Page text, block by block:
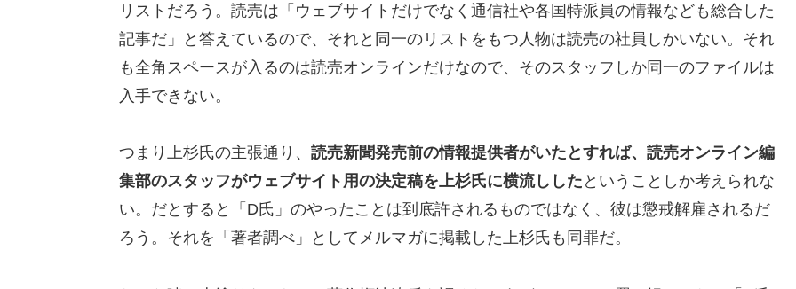
リストだろう。読売は「ウェブサイトだけでなく通信社や各国特派員の情報なども総合した
記事だ」と答えているので、それと同一のリストをもつ人物は読売の社員しかいない。それ
も全角スペースが入るのは読売オンラインだけなので、そのスタッフしか同一のファイルは
入手できない。
つまり上杉氏の主張通り、 読売新聞発売前の情報提供者がいたとすれば、読売オンライン編
集部のスタッフがウェブサイト用の決定稿を上杉氏に横流しした ということしか考えられな
い。だとすると「D氏」のやったことは到底許されるものではなく、彼は懲戒解雇されるだ
ろう。それを「著者調べ」としてメルマガに掲載した上杉氏も同罪だ。